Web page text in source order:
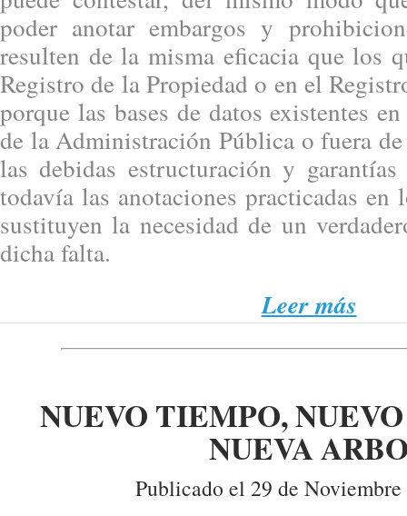
poder anotar embargos y
resulten de la misma eficacia que los
Registro de la Propiedad o en el
porque las bases de datos existentes
de la Administración Pública o fuera
las debidas estructuración y
todavía las anotaciones practicadas
sustituyen la necesidad de un
dicha falta.
Leer más
NUEVO TIEMPO,
NUEVA
Publicado el 29 de